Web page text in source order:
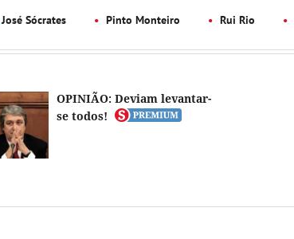
José Sócrates Pinto Monteiro Rui Rio
OPINIÃO: Deviam levantar-
se todos!